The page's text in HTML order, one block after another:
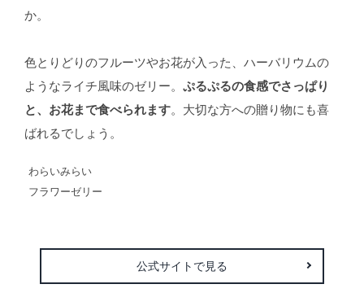
か。
色とりどりのフルーツやお花が入った、ハーバリウムの
ようなライチ風味のゼリー。 ぷるぷるの食感でさっぱり
と、お花まで食べられます。大切な方への贈り物にも喜
ばれるでしょう。
わらいみらい
フラワーゼリー
公式サイトで見る